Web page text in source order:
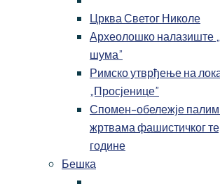
Црква Светог Николе
Археолошко налазиште
шума”
Римско утврђење на
„Просјенице”
Спомен-обележје
жртвама фашистичког
године
Бешка